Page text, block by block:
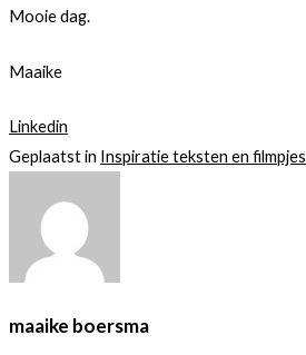
Mooie dag.
Maaike
Linkedin
Geplaatst in Inspiratie teksten en filmpjes
maaike boersma